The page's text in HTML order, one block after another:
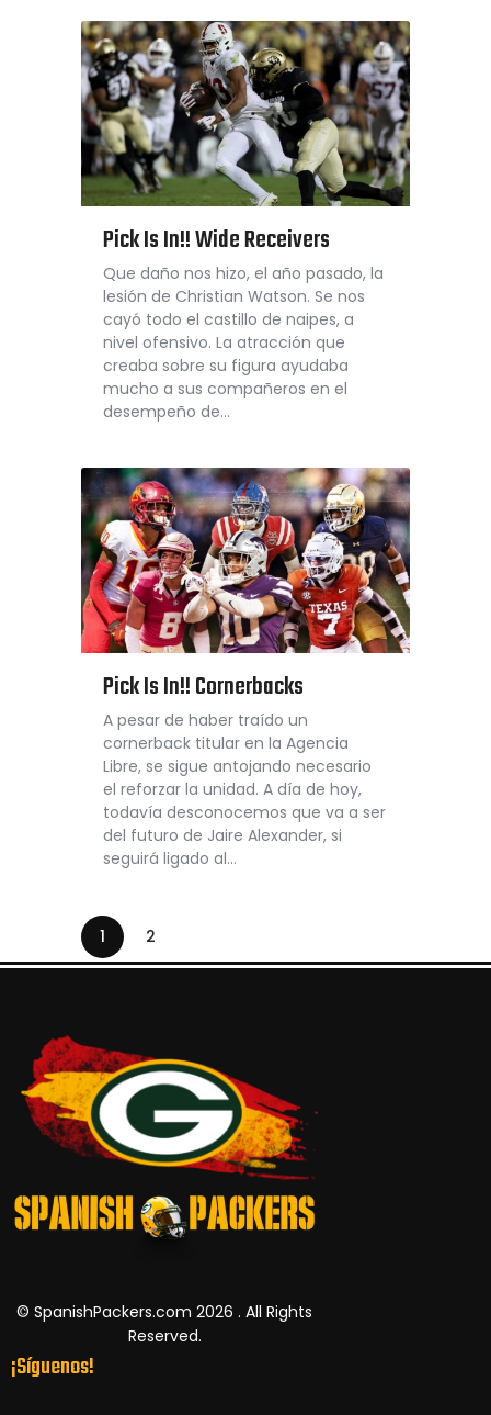
Pick Is In!! Wide Receivers
Que daño nos hizo, el año pasado, la
lesión de Christian Watson. Se nos
cayó todo el castillo de naipes, a
nivel ofensivo. La atracción que
creaba sobre su figura ayudaba
mucho a sus compañeros en el
desempeño de…
Pick Is In!! Cornerbacks
A pesar de haber traído un
cornerback titular en la Agencia
Libre, se sigue antojando necesario
el reforzar la unidad. A día de hoy,
todavía desconocemos que va a ser
del futuro de Jaire Alexander, si
seguirá ligado al…
1 2
© SpanishPackers.com 2026 . All Rights
Reserved.
¡Síguenos!